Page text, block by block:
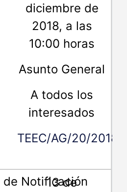
diciembre de
2018, a las
10:00 horas
Asunto General
A todos los
interesados
TEEC/AG/20/2018
13 de